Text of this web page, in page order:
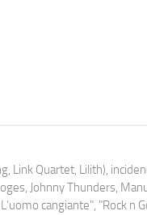
Link Quartet, Lilith),
Johnny Thunders,
cangiante", "Rock n